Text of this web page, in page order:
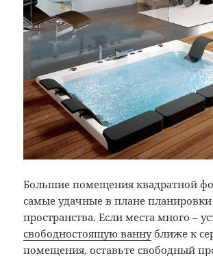
Большие помещения квадратной
самые удачные в плане планировки
пространства. Если места много –
свободностоящую ваннуближе к
помещения, оставьте свободный